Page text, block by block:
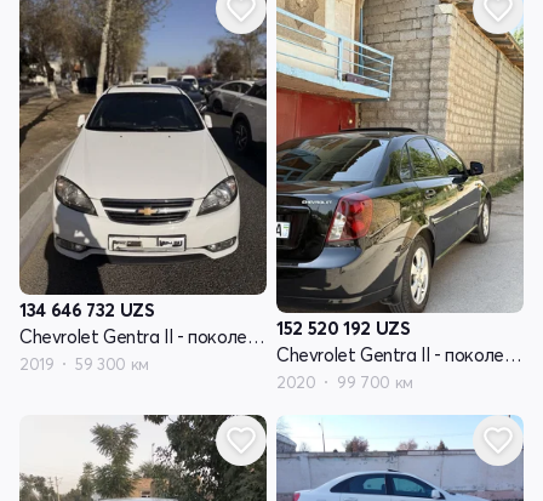
134 646 732 UZS
Chevrolet Gentra II - поколение
2019 59 300 км
152 520 192 UZS
Chevrolet Gentra II - поколение
2020 99 700 км